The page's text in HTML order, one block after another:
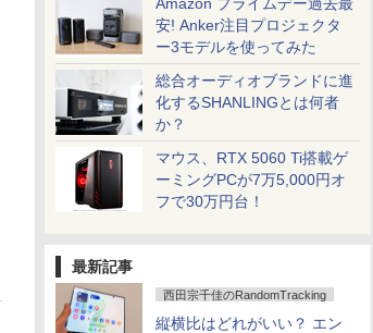
安! Anker注目プロジェクタ
ー3モデルを使ってみた
総合オーディオブランドに進
化するSHANLINGとは何者
か？
マウス、RTX 5060 Ti搭載ゲ
ーミングPCが7万5,000円オ
フで30万円台！
最新記事
西田宗千佳のRandomTracking
縦横比はどれがいい？ エン